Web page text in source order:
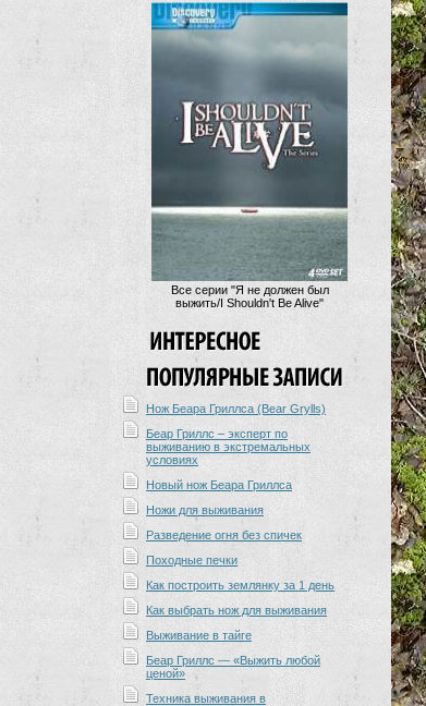
Все серии "Я не должен был
выжить/I Shouldn't Be Alive"
Нож Беара Гриллса (Bear Grylls)
Беар Гриллс – эксперт по
выживанию в экстремальных
условиях
Новый нож Беара Гриллса
Ножи для выживания
Разведение огня без спичек
Походные печки
Как построить землянку за 1 день
Как выбрать нож для выживания
Выживание в тайге
Беар Гриллс — «Выжить любой
ценой»
Техника выживания в